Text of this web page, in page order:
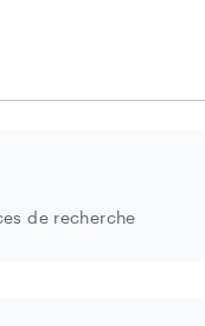
de recherche